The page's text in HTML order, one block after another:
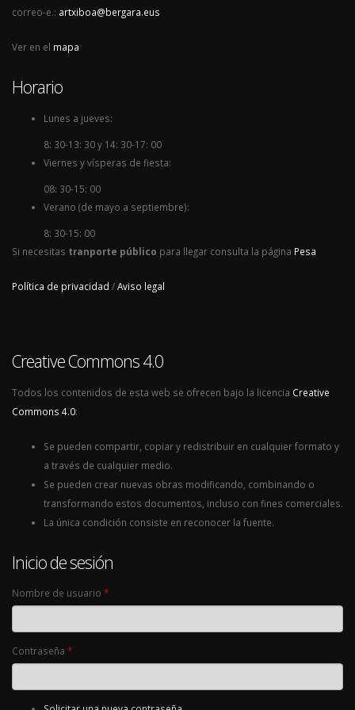
correo-e.: artxiboa@bergara.eus
Ver en el mapa
Horario
Lunes a jueves:
8: 30-13: 30 y 14: 30-17: 00
Viernes y vísperas de fiesta:
08: 30-15: 00
Verano (de mayo a septiembre):
8: 30-15: 00
Si necesitas tranporte público para llegar consulta la página Pesa
Política de privacidad /Aviso legal
Creative Commons 4.0
Todos los contenidos de esta web se ofrecen bajo la licencia Creative
Commons 4.0:
Se pueden compartir, copiar y redistribuir en cualquier formato y
a través de cualquier medio.
Se pueden crear nuevas obras modificando, combinando o
transformando estos documentos, incluso con fines comerciales.
La única condición consiste en reconocer la fuente.
Inicio de sesión
Nombre de usuario *
Contraseña *